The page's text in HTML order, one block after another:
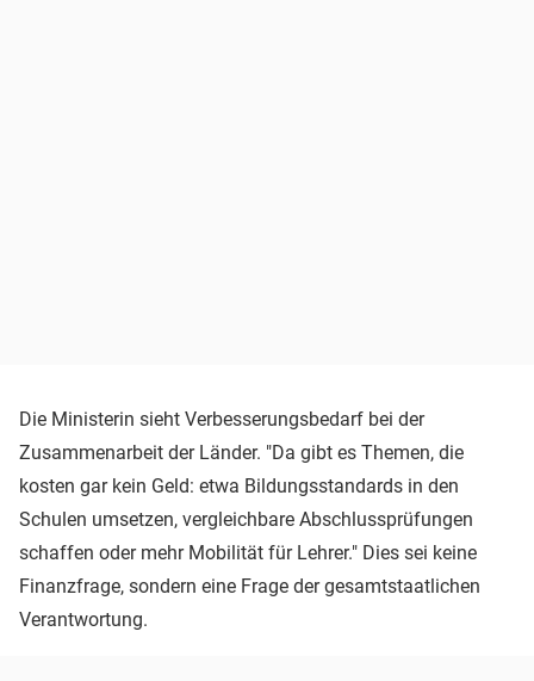
Die Ministerin sieht Verbesserungsbedarf bei der
Zusammenarbeit der Länder. "Da gibt es Themen, die
kosten gar kein Geld: etwa Bildungsstandards in den
Schulen umsetzen, vergleichbare Abschlussprüfungen
schaffen oder mehr Mobilität für Lehrer." Dies sei keine
Finanzfrage, sondern eine Frage der gesamtstaatlichen
Verantwortung.